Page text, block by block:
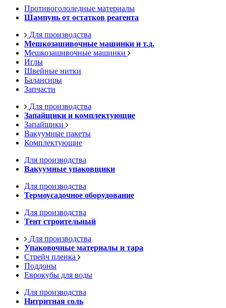
Противогололедные материалы
Шампунь от остатков реагента
Для производства
Мешкозашивочные машинки и т.д.
Мешкозашивочные машинки
Иглы
Швейные нитки
Балансиры
Запчасти
Для производства
Запайщики и комплектующие
Запайщики
Вакуумные пакеты
Комплектующие
Для производства
Вакуумные упаковщики
Для производства
Термоусадочное оборудование
Для производства
Тент строительный
Для производства
Упаковочные материалы и тара
Стрейч пленка
Поддоны
Еврокубы для воды
Для производства
Нитритная соль